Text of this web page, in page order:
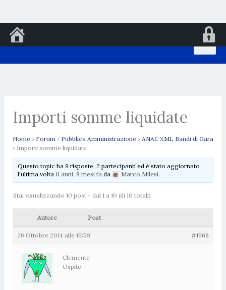
al
Importi somme liquidate
Home › Forum › Pubblica Amministrazione › ANAC XML Bandi di Gara
› Importi somme liquidate
Questo topic ha 9 risposte, 2 partecipanti ed è stato aggiornato
l'ultima volta 11 anni, 8 mesi fada Marco Milesi.
Stai visualizzando 10 post - dal 1 a 10 (di 10 totali)
Autore Post
26 Ottobre 2014 alle 19:59 #1966
Clemente
Ospite